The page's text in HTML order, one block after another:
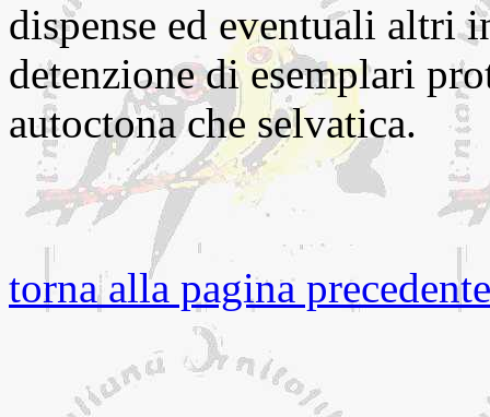
dispense ed eventuali altri
detenzione di esemplari
autoctona che selvatica.
torna alla pagina precedente